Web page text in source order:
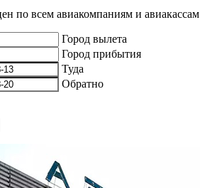
по всем авиакомпаниям и авиакассам
Город вылета
Город прибытия
Туда
Обратно